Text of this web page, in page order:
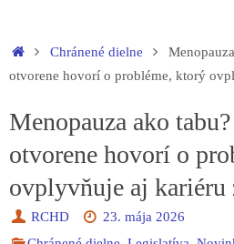
HomeChránené dielne
otvorene hovorí o probléme, ktorý
Menopauza ako
otvorene hovorí o
ovplyvňuje aj kariéru
RCHD
23. mája 2026